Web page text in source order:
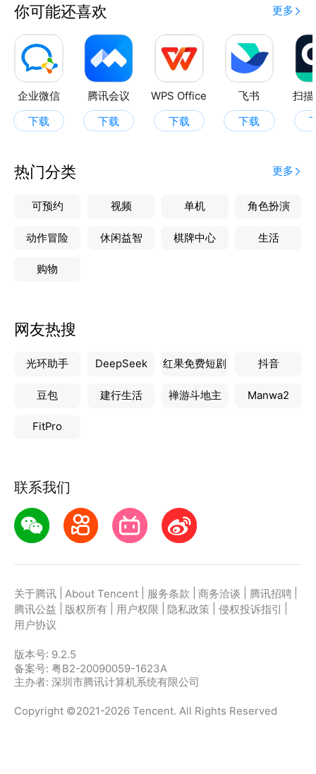
核心功能亮点：
1.智能地图标注：支持点、线、面三种地理要素标注，
集成坐标点增删、撤回功能，保障数据准确性。结合交
互式地图工具（图层切换、地点搜索、定位缩放），显
著提升标注效率。
2.动态任务管理：支持自定义任务范围、时间及类型，
并通过分类列表（“我创建的”“我参与的”）快速检索任
划、物流路径规划等多场景需求。
3.灵活团队协作：实时共享成员位置与任务进度，支持
权限管理，任务创建者可动态添加/移除团队成员，确
4.可定制化表单：提供动态属性表单模板，允许自定义
用。修改模板不影响已关联任务，兼顾灵活性与数据一
方可获取联系方式，任务发布者保留审批权限。
轻量化登录：支持手机号一键注册/登录，兼容无网络
你可能还喜欢 更多
企业微信
下载
腾讯会议
下载
WPS Office
下载
飞书
下载
扫
热门分类 更多
可预约 视频 单机 角色扮演
动作冒险 休闲益智 棋牌中心 生活
购物
网友热搜
光环助手 DeepSeek 红果免费短剧 抖音
豆包 建行生活 禅游斗地主 Manwa2
FitPro
联系我们
关于腾讯 About Tencent 服务条款 商务洽谈 腾讯招聘
腾讯公益
版权所有 用户权限 隐私政策 侵权投诉指引
用户协议
版本号: 9.2.5
备案号: 粤B2-20090059-1623A
主办者: 深圳市腾讯计算机系统有限公司
Copyright ©2021-2026 Tencent. All Rights Reserved